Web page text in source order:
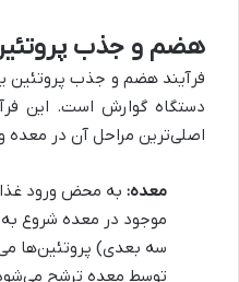
هضم و جذب
فرآیند هضم و جذب پروتئین
دستگاه گوارش است. این
اصلی‌ترین مراحل آن در
معده: به محض ورود
موجود در معده شروع به
سه بعدی) پروتئین‌ها
توسط معده ترشح